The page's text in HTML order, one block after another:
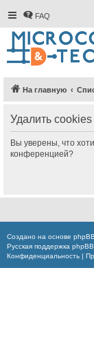
FAQ
На главную
Удалить cookies
Вы уверены, что
конференцией?
Создано на основе phpBB
Русская поддержка phpBB
Конфиденциальность |